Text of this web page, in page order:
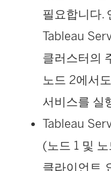
필요합니다.
Tableau
클러스터의
노드 2에서
서비스를 실
Tableau
(노드 1 및
클라이언트